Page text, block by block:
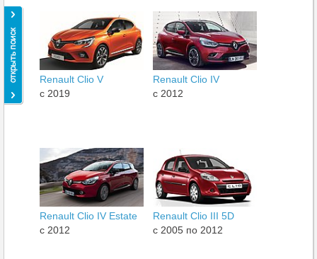
Renault Clio V
c 2019
Renault Clio IV
c 2012
Renault Clio IV Estate
c 2012
Renault Clio III 5D
c 2005 по 2012